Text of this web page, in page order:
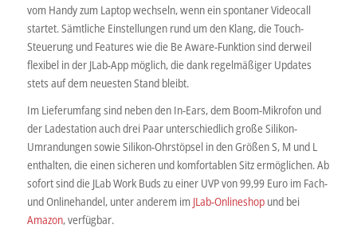
vom Handy zum Laptop wechseln, wenn ein spontaner Videocall
startet. Sämtliche Einstellungen rund um den Klang, die Touch-
Steuerung und Features wie die Be Aware-Funktion sind derweil
flexibel in der JLab-App möglich, die dank regelmäßiger Updates
stets auf dem neuesten Stand bleibt.
Im Lieferumfang sind neben den In-Ears, dem Boom-Mikrofon und
der Ladestation auch drei Paar unterschiedlich große Silikon-
Umrandungen sowie Silikon-Ohrstöpsel in den Größen S, M und L
enthalten, die einen sicheren und komfortablen Sitz ermöglichen. Ab
sofort sind die JLab Work Buds zu einer UVP von 99,99 Euro im Fach-
und Onlinehandel, unter anderem im JLab-Onlineshopund bei
Amazon, verfügbar.